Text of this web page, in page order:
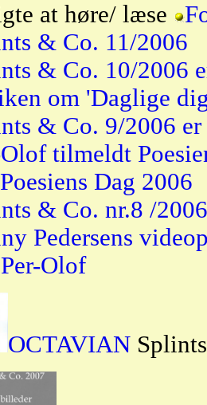
at høre/ læse
& Co. 11/2006
& Co. 10/2006
om 'Daglige
& Co. 9/2006
tilmeldt
Dag 2006
& Co. nr.8 /
Pedersens
Olof
OCTAVIAN